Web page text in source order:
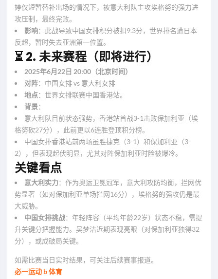
婷仅短暂替补出场的情况下，被意大利队主攻埃格努的强力进
攻压制，最终完败。
影响：此战导致中国女排积分被扣9.3分，世界排名遭日本
反超，暂时失去亚洲第一位置。
⏳ 2. 未来赛程（即将进行）
2025年6月22日 20:00（北京时间）
对阵：中国女排 vs 意大利女排
地点：世界女排联赛中国香港站。
背景：
意大利队目前状态强势，香港站首战3-1击败保加利亚（埃
格努砍27分），此前更以6连胜登顶积分榜。
中国女排香港站前两场虽胜捷克（3-1）和保加利亚（3-
2），但表现起伏明显，尤其对阵保加利亚时险被爆冷。
关键看点
意大利实力：作为奥运卫冕冠军，意大利攻防均衡，拦网优
势显著（如对保加利亚单场拦网16分），埃格努的强攻仍是最
大威胁。
中国女排挑战：年轻阵容（平均年龄22岁）状态不稳，需提
升关键分把握能力。吴梦洁近期表现亮眼（对保加利亚独得32
分），或成破局关键。
如需比赛当日实时结果，可关注后续赛事报道。
必一运动 b 体育